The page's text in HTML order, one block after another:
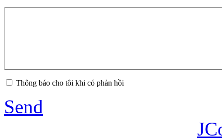
Thông báo cho tôi khi có phản hồi
Send